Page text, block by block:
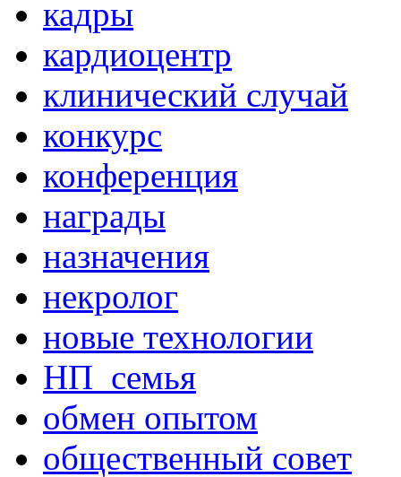
кадры
кардиоцентр
клинический случай
конкурс
конференция
награды
назначения
некролог
новые технологии
НП_семья
обмен опытом
общественный совет